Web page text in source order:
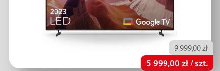
9 999,00 zł
5 999,00 zł / szt.